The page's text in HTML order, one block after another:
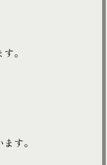
。
す。